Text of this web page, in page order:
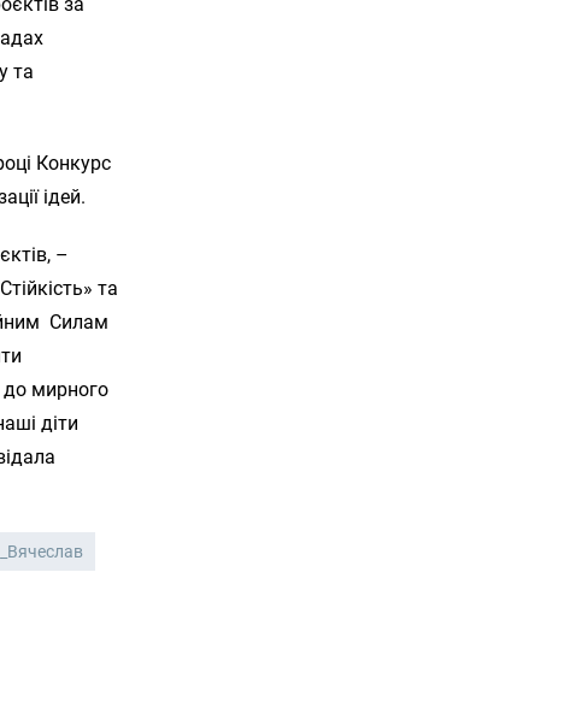
за
та
Конкурс
ідей.
–
та
Силам
до мирного
діти